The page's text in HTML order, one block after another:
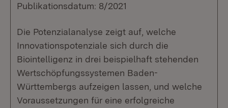
Publikationsdatum: 8/2021
Die Potenzialanalyse zeigt auf, welche
Innovationspotenziale sich durch die
Biointelligenz in drei beispielhaft stehenden
Wertschöpfungssystemen Baden-
Württembergs aufzeigen lassen, und welche
Voraussetzungen für eine erfolgreiche